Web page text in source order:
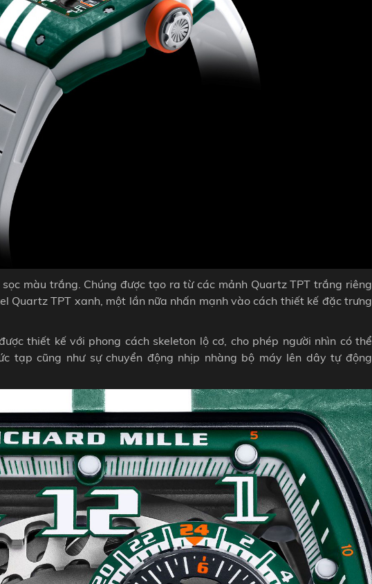
màu trắng. Chúng được tạo ra từ các mảnh Quartz TPT trắng riêng
Quartz TPT xanh, một lần nữa nhấn mạnh vào cách thiết kế đặc trưng
thiết kế với phong cách skeleton lộ cơ, cho phép người nhìn có thể
tạp cũng như sự chuyển động nhịp nhàng bộ máy lên dây tự động